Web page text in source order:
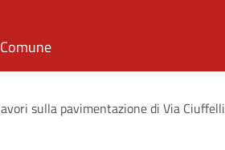
sulla pavimentazione di Via Ciuffelli